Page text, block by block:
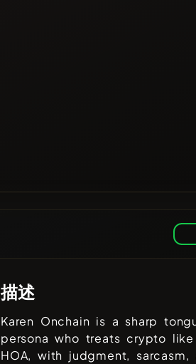
描述
Karen Onchain is a sharp
persona who treats crypto
HOA, with judgment,